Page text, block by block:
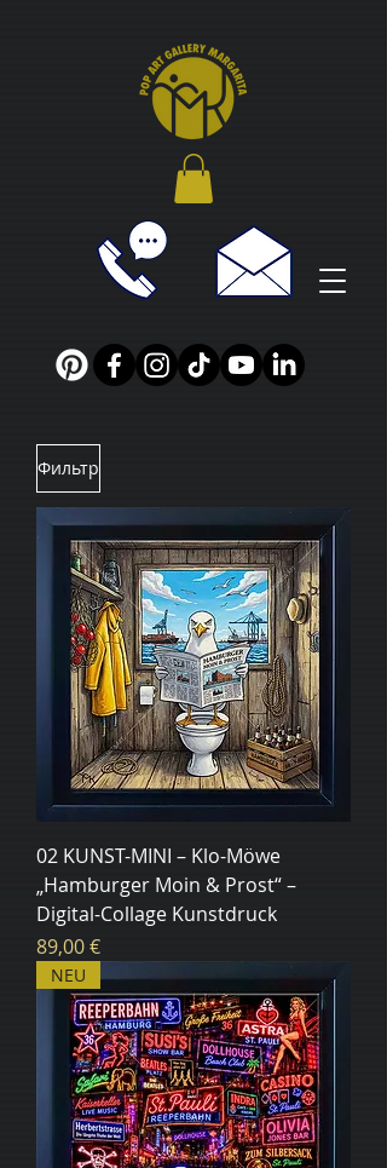
Фильтр
02 KUNST-MINI – Klo-Möwe
„Hamburger Moin & Prost“ –
Digital-Collage Kunstdruck
Цена
89,00 €
NEU